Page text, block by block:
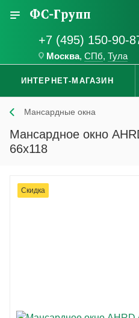
+7 (495) 150-90-
Москва, СПб, Тула
ИНТЕРНЕТ-МАГАЗИН
Мансардные окна
Мансардное окно
66x118
Скидка